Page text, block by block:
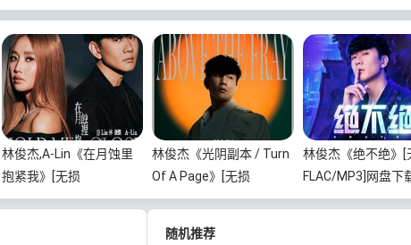
林俊杰,A-Lin《在月蚀里
抱紧我》[无损
FLAC/MP3/62MB]百度云
林俊杰《光阴副本 / Turn
Of A Page》[无损
FLAC/MP3/120MB]百度
林俊杰《绝不绝》[
FLAC/MP3]网盘下
随机推荐